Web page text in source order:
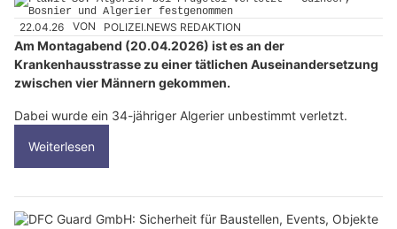
22.04.26 VON POLIZEI.NEWS REDAKTION
Am Montagabend (20.04.2026) ist es an der
Krankenhausstrasse zu einer tätlichen Auseinandersetzung
zwischen vier Männern gekommen.
Dabei wurde ein 34-jähriger Algerier unbestimmt verletzt.
Weiterlesen